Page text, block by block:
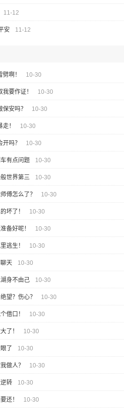
11-12
安 11-12
啊！ 10-30
要作证！ 10-30
安吗？ 10-30
！ 10-30
吗？ 10-30
有点问题 10-30
世界第三 10-30
傅怎么了？ 10-30
坏了！ 10-30
备好呢！ 10-30
逃生！ 10-30
天 10-30
身不由己 10-30
望？伤心？ 10-30
借口！ 10-30
了！ 10-30
了 10-30
做人？ 10-30
转 10-30
还！ 10-30